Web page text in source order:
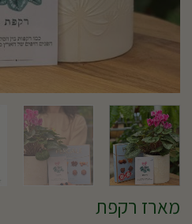
מארז רקפת